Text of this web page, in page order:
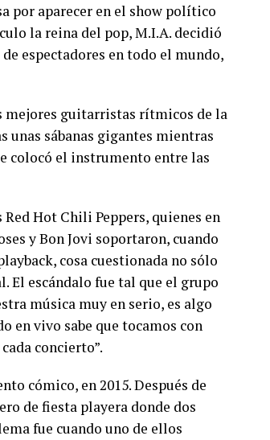
por aparecer en el show político
la reina del pop, M.I.A. decidió
espectadores en todo el mundo,
mejores guitarristas rítmicos de la
unas sábanas gigantes mientras
colocó el instrumento entre las
Hot Chili Peppers, quienes en
y Bon Jovi soportaron, cuando
cosa cuestionada no sólo
El escándalo fue tal que el grupo
música muy en serio, es algo
en vivo sabe que tocamos con
concierto”.
cómico, en 2015. Después de
de fiesta playera donde dos
fue cuando uno de ellos